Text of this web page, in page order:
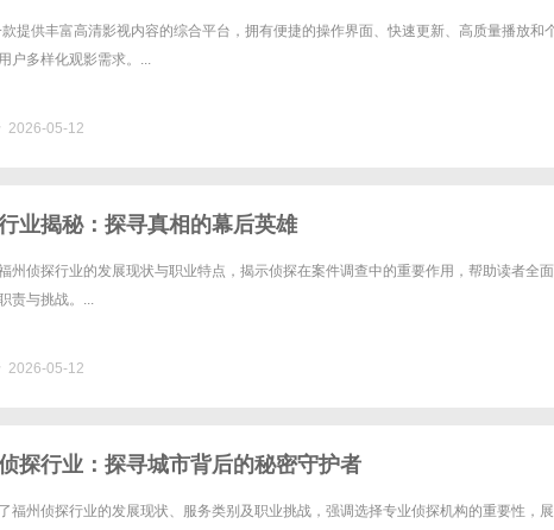
提供丰富高清影视内容的综合平台，拥有便捷的操作界面、快速更新、高质量播放和
户多样化观影需求。...
2026-05-12
业揭秘：探寻真相的幕后英雄
州侦探行业的发展现状与职业特点，揭示侦探在案件调查中的重要作用，帮助读者全
责与挑战。...
2026-05-12
探行业：探寻城市背后的秘密守护者
福州侦探行业的发展现状、服务类别及职业挑战，强调选择专业侦探机构的重要性，